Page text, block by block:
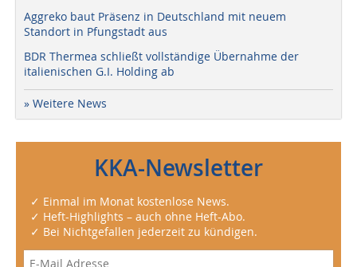
Aggreko baut Präsenz in Deutschland mit neuem
Standort in Pfungstadt aus
BDR Thermea schließt vollständige Übernahme der
italienischen G.I. Holding ab
» Weitere News
KKA-Newsletter
✓ Einmal im Monat kostenlose News.
✓ Heft-Highlights – auch ohne Heft-Abo.
✓ Bei Nichtgefallen jederzeit zu kündigen.